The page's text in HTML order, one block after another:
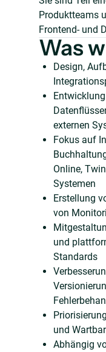
Produktteams
Frontend- und
Was
Design,
externen
Fokus auf
Online,
Systemen
Erstellung
von
und
Standards
und
Abhängig